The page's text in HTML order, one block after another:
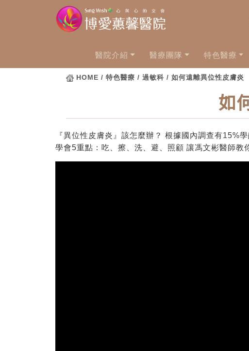
醫院介紹 醫療團隊 特色醫療
HOME / 特色醫療 / 過敏科 / 如何遠離異位性皮膚炎
如
『異位性皮膚炎』該怎麼辦？ 根據國內調查有15%
學會5重點：吃、擦、洗、避、照顧 讓馮文彬醫師教